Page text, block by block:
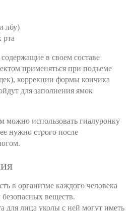
лбу)
рта
в своем составе
применяться при подъеме
коррекции формы кончика
для заполнения ямок
можно использовать гиалуронку
нужно строго после
в организме каждого человека
безопасных веществ.
для лица уколы с ней могут иметь